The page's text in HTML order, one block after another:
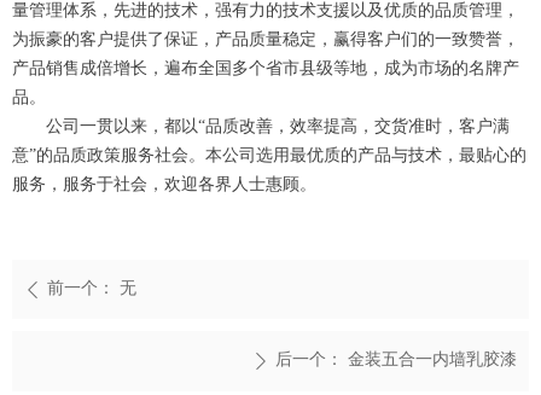
ꄴ 前一个： 无
ꄲ 后一个： 金装五合一内墙乳胶漆
量管理体系，先进的技术，强有力的技术支援以及优质的品质管理，
为振豪的客户提供了保证，产品质量稳定，赢得客户们的一致赞誉，
产品销售成倍增长，遍布全国多个省市县级等地，成为市场的名牌产
品。
公司一贯以来，都以“品质改善，效率提高，交货准时，客户满
意”的品质政策服务社会。本公司选用最优质的产品与技术，最贴心的
服务，服务于社会，欢迎各界人士惠顾。